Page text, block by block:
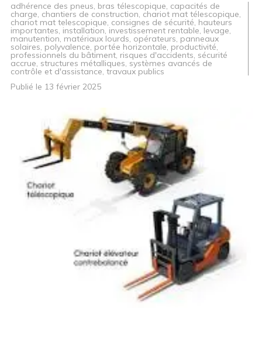
adhérence des pneus, bras télescopique, capacités de
charge, chantiers de construction, chariot mat télescopique,
chariot mat telescopique, consignes de sécurité, hauteurs
importantes, installation, investissement rentable, levage,
manutention, matériaux lourds, opérateurs, panneaux
solaires, polyvalence, portée horizontale, productivité,
professionnels du bâtiment, risques d'accidents, sécurité
accrue, structures métalliques, systèmes avancés de
contrôle et d'assistance, travaux publics
Publié le 13 février 2025